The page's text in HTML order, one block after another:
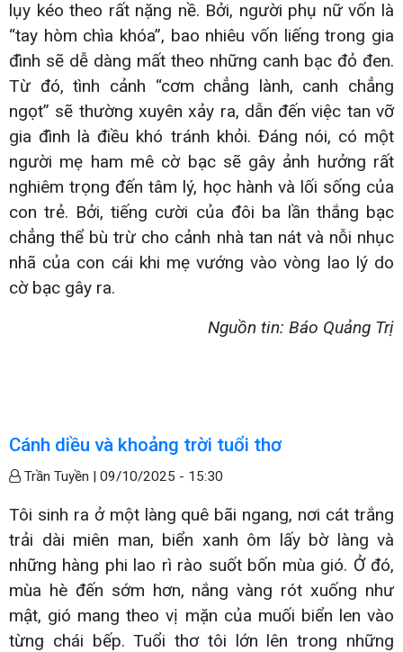
lụy kéo theo rất nặng nề. Bởi, người phụ nữ vốn là
“tay hòm chìa khóa”, bao nhiêu vốn liếng trong gia
đình sẽ dễ dàng mất theo những canh bạc đỏ đen.
Từ đó, tình cảnh “cơm chẳng lành, canh chẳng
ngọt” sẽ thường xuyên xảy ra, dẫn đến việc tan vỡ
gia đình là điều khó tránh khỏi. Đáng nói, có một
người mẹ ham mê cờ bạc sẽ gây ảnh hưởng rất
nghiêm trọng đến tâm lý, học hành và lối sống của
con trẻ. Bởi, tiếng cười của đôi ba lần thắng bạc
chẳng thể bù trừ cho cảnh nhà tan nát và nỗi nhục
nhã của con cái khi mẹ vướng vào vòng lao lý do
cờ bạc gây ra.
Nguồn tin: Báo Quảng Trị
Cánh diều và khoảng trời tuổi thơ
Trần Tuyền | 09/10/2025 - 15:30
Tôi sinh ra ở một làng quê bãi ngang, nơi cát trắng
trải dài miên man, biển xanh ôm lấy bờ làng và
những hàng phi lao rì rào suốt bốn mùa gió. Ở đó,
mùa hè đến sớm hơn, nắng vàng rót xuống như
mật, gió mang theo vị mặn của muối biển len vào
từng chái bếp. Tuổi thơ tôi lớn lên trong những